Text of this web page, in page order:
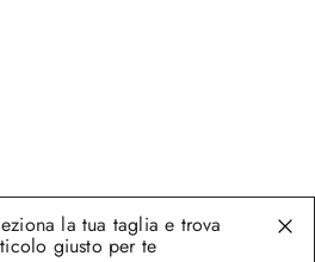
la tua taglia e trova
giusto per te